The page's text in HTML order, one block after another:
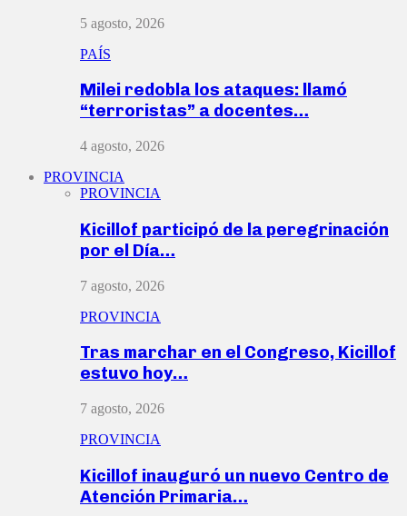
5 agosto, 2026
PAÍS
Milei redobla los ataques: llamó
“terroristas” a docentes…
4 agosto, 2026
PROVINCIA
PROVINCIA
Kicillof participó de la peregrinación
por el Día…
7 agosto, 2026
PROVINCIA
Tras marchar en el Congreso, Kicillof
estuvo hoy…
7 agosto, 2026
PROVINCIA
Kicillof inauguró un nuevo Centro de
Atención Primaria…